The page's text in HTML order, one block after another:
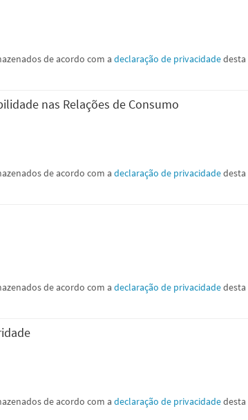
de acordo com a declaração de privacidadedesta
nas Relações de Consumo
de acordo com a declaração de privacidadedesta
de acordo com a declaração de privacidadedesta
de acordo com a declaração de privacidadedesta